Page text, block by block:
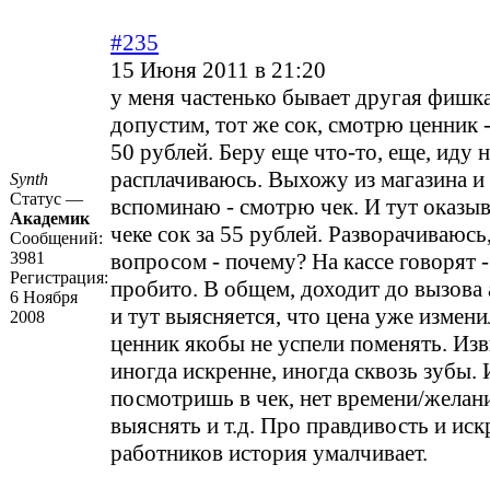
Synth
Статус —
Академик
Сообщений:
3981
Регистрация:
6 Ноября
2008
#235
15 Июня 2011 в 21:20
у меня частенько бывает другая
допустим, тот же сок, смотрю ценник
50 рублей. Беру еще что-то, еще, иду
расплачиваюсь. Выхожу из магазина и
вспоминаю - смотрю чек. И тут
чеке сок за 55 рублей.
вопросом - почему? На кассе говорят
пробито. В общем, доходит до вызова
и тут выясняется, что цена уже
ценник якобы не успели поменять.
иногда искренне, иногда сквозь зубы.
посмотришь в чек, нет времени/
выяснять и т.д. Про правдивость и
работников история умалчивает.